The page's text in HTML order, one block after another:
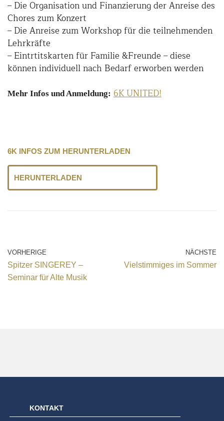
– Die Organisation und Finanzierung der Anreise des
Chores zum Konzert
– Die Anreise zum Workshop für die teilnehmenden
Lehrkräfte
– Eintrtitskarten für Familie &Freunde – diese
können individuell nach Bedarf erworben werden
Mehr Infos und Anmeldung: 6K UNITED!
6K INFOS ZUM HERUNTERLADEN
HERUNTERLADEN
VORHERIGE
Spitzer SINGEREY –
Seminar für Alte Musik
NÄCHSTE
Vielstimmiges im Sommer
KONTAKT